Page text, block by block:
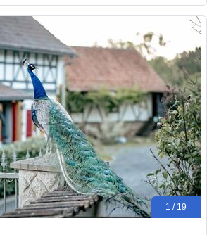
1 / 19